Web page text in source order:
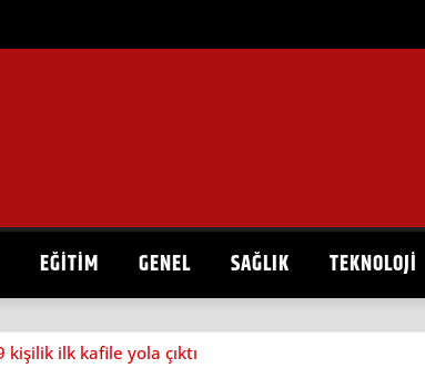
EĞITIM GENEL SAĞLIK TEKNOLOJI
ilk kafile yola çıktı